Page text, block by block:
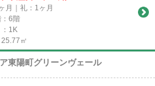
月｜礼：1ヶ月
：6階
：1K
㎡
東陽町グリーンヴェール